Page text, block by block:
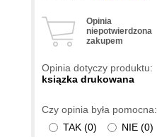
Opinia
niepotwierdzona
zakupem
Opinia dotyczy produktu:
ksiązka drukowana
Czy opinia była pomocna:
TAK (0) NIE (0)